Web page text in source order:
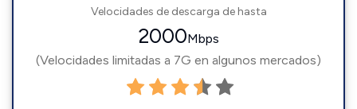
Velocidades de descarga de hasta
2000Mbps
(Velocidades limitadas a 7G en algunos mercados)